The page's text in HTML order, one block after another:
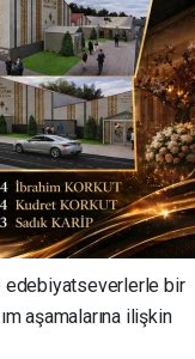
edebiyatseverlerle bir
aşamalarına ilişkin